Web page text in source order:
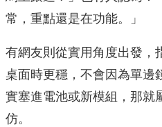
常，重點還是在功能。」
有網友則從實用角度出發，
桌面時更穩，不會因為單邊
實塞進電池或新模組，那就
仿。